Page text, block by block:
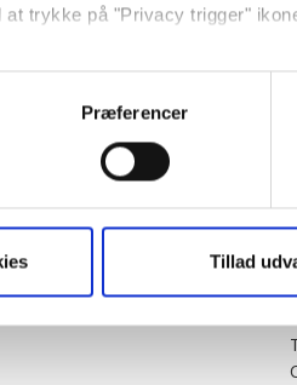
at trykke på "Privacy trigger"
gerne:
om din placering, der kan
baseret på en scanning af dens
må bruge egne cookies og
generere statistik og
tilbage. Du skal være
cookies eller tilbagetrækker
Præferencer
Tillad
KitchenOne.dk
Jollyroom.dk
Outnorth.dk
Klikk.no